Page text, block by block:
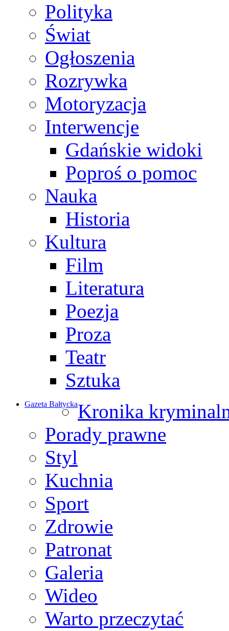
Polityka
Świat
Ogłoszenia
Rozrywka
Motoryzacja
Interwencje
Gdańskie widoki
Poproś o pomoc
Nauka
Historia
Kultura
Film
Literatura
Poezja
Proza
Teatr
Sztuka
Gazeta BałtyckaKronika
Porady prawne
Styl
Kuchnia
Sport
Zdrowie
Patronat
Galeria
Wideo
Warto przeczytać